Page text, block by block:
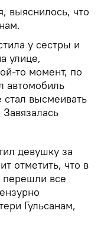
выяснилось, что
у сестры и
улице,
то момент, по
автомобиль
высмеивать
девушку за
отметить, что в
все
Гульсанам,